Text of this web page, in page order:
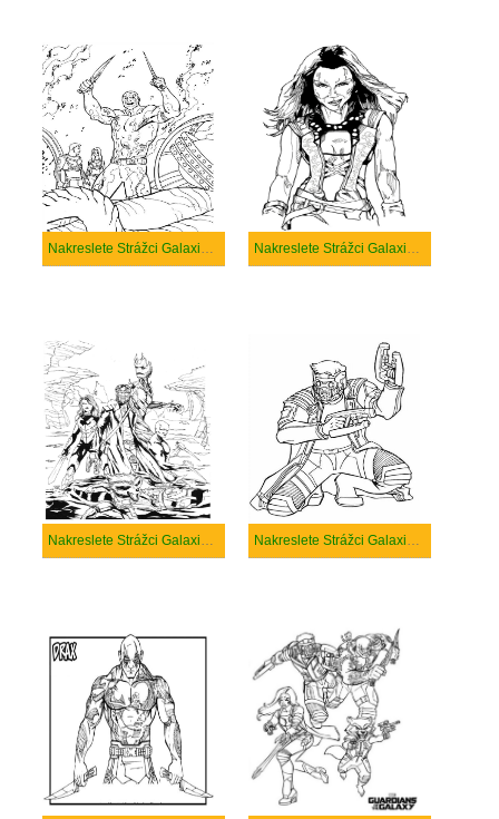
Nakreslete Strážci Galaxie prostý Nakreslete Strážci Galaxie snadný
Nakreslete Strážci Galaxie tisknutelné pro děti Nakreslete Strážci Galaxie tisknutelné